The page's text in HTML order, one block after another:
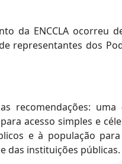
da ENCCLA
representantes dos
recomendações:
acesso simples e
e à população
das instituições públicas.